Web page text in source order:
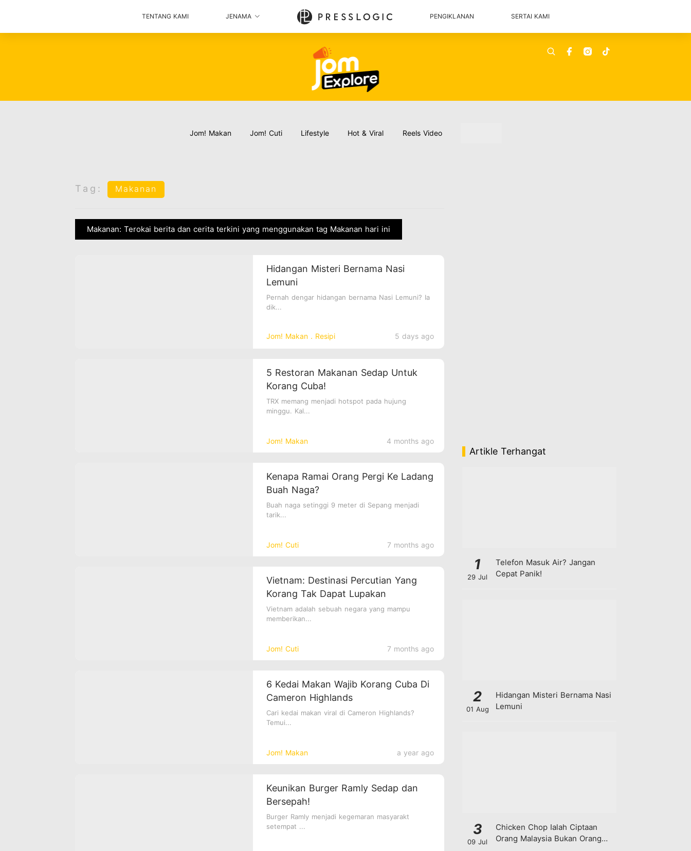
TENTANG KAMI JENAMA PENGIKLANAN SERTAI KAMI
Jom! Makan Jom! Cuti Lifestyle Hot & Viral Reels Video
Tag: Makanan
Makanan: Terokai berita dan cerita terkini yang menggunakan tag Makanan hari ini
Jom! Makan．Resipi 5 days ago
Hidangan Misteri Bernama Nasi
Lemuni
Pernah dengar hidangan bernama Nasi Lemuni? Ia
dik...
Jom! Makan 4 months ago
5 Restoran Makanan Sedap Untuk
Korang Cuba!
TRX memang menjadi hotspot pada hujung
minggu. Kal...
Jom! Cuti 7 months ago
Kenapa Ramai Orang Pergi Ke Ladang
Buah Naga?
Buah naga setinggi 9 meter di Sepang menjadi
tarik...
Jom! Cuti 7 months ago
Vietnam: Destinasi Percutian Yang
Korang Tak Dapat Lupakan
Vietnam adalah sebuah negara yang mampu
memberikan...
Jom! Makan a year ago
6 Kedai Makan Wajib Korang Cuba Di
Cameron Highlands
Cari kedai makan viral di Cameron Highlands?
Temui...
Keunikan Burger Ramly Sedap dan
Bersepah!
Burger Ramly menjadi kegemaran masyarakt
setempat ...
Artikle Terhangat
1
29 Jul
Telefon Masuk Air? Jangan
Cepat Panik!
2
01 Aug
Hidangan Misteri Bernama Nasi
Lemuni
3
09 Jul
Chicken Chop Ialah Ciptaan
Orang Malaysia Bukan Orang